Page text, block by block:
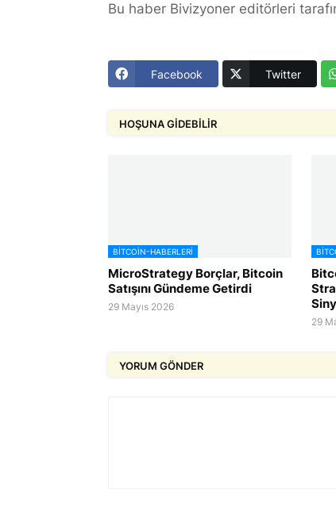
Bu haber Bivizyoner editörleri
Facebook Twitter
HOŞUNA GIDEBILIR
BITCOIN-HABERLERI
MicroStrategy Borçlar, Bitcoin
Satışını Gündeme Getirdi
29 Mayıs 2026
29
YORUM GÖNDER